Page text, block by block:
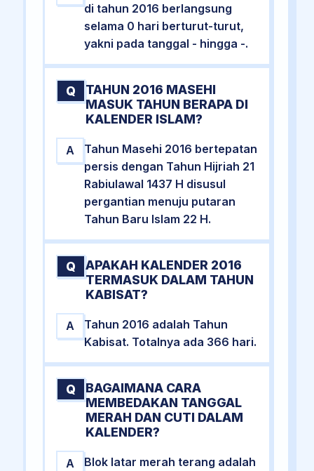
di tahun 2016 berlangsung
selama 0 hari berturut-turut,
yakni pada tanggal - hingga -.
Q
TAHUN 2016 MASEHI
MASUK TAHUN BERAPA DI
KALENDER ISLAM?
A
Tahun Masehi 2016 bertepatan
persis dengan Tahun Hijriah 21
Rabiulawal 1437 H disusul
pergantian menuju putaran
Tahun Baru Islam 22 H.
Q
APAKAH KALENDER 2016
TERMASUK DALAM TAHUN
KABISAT?
A
Tahun 2016 adalah Tahun
Kabisat. Totalnya ada 366 hari.
Q
BAGAIMANA CARA
MEMBEDAKAN TANGGAL
MERAH DAN CUTI DALAM
KALENDER?
A
Blok latar merah terang adalah